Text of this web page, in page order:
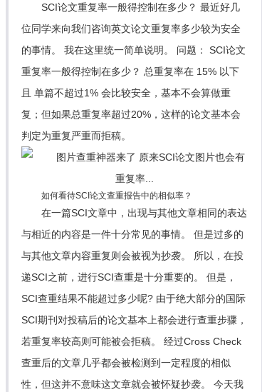
SCI论文重复率一般得控制在多少？ 最近好几
位同学来向我们咨询英文论文重复率多少较为安全
的事情。 我在这里统一简单说明。 问题： SCI论文
重复率一般得控制在多少？ 总重复率在 15% 以下
且 单篇不超过1% 会比较安全，基本不会算做重
复；但如果总重复率超过20%，这样的论文基本会
判定为重复严重而拒稿。
如何看待SCI论文查重报告中的相似率？
在一篇SCI文章中，出现与其他文章相同的表达
与相近的内容是一件十分常见的事情。 但是过多的
与其他文章内容重复则会被视为抄袭。 所以，在投
递SCI之前，进行SCI查重是十分重要的。 但是，
SCI查重结果不能超过多少呢? 由于绝大部分的国际
SCI期刊对投稿后的论文基本上都会进行查重步骤，
若重复率较高则可能被会拒稿。 经过Cross Check
查重后的文章几乎都会被检测到一定程度的相似
性，但这并不意味这文章就会被怀疑抄袭。 今天我